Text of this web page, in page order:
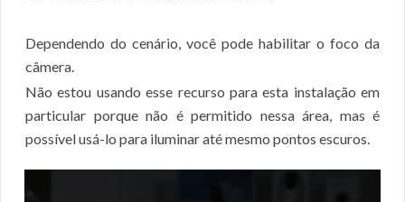
Dependendo do cenário, você pode habilitar o foco da
câmera.
Não estou usando esse recurso para esta instalação em
particular porque não é permitido nessa área, mas é
possível usá-lo para iluminar até mesmo pontos escuros.